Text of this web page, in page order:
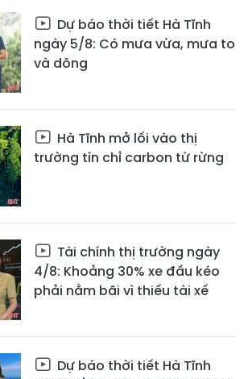
Dự báo thời tiết Hà Tĩnh
ngày 5/8: Có mưa vừa, mưa to
và dông
Hà Tĩnh mở lối vào thị
trường tín chỉ carbon từ rừng
Tài chính thị trường ngày
4/8: Khoảng 30% xe đầu kéo
phải nằm bãi vì thiếu tài xế
Dự báo thời tiết Hà Tĩnh